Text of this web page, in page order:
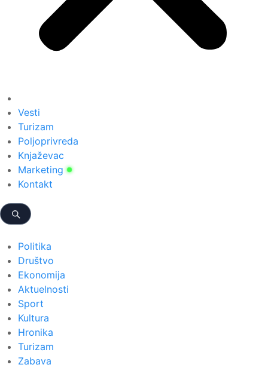
Vesti
Turizam
Poljoprivreda
Knjaževac
Marketing
Kontakt
Politika
Društvo
Ekonomija
Aktuelnosti
Sport
Kultura
Hronika
Turizam
Zabava